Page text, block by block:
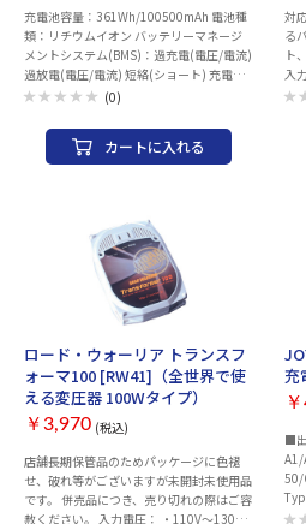
充電池容量：361Wh/100500mAh 電池種
類：リチウムイオン バッテリーマネージ
メントシステム(BMS)：過充電(電圧/電流)
過放電(電圧/電流) 短絡(ショート) 充電時
間：AC充電器：約8時間 PD60W対応充電
間 付属品：AC充電器(60W) 収納袋 AC：
AC100V×2ポート(合計250W) USB：USB-
A：5V/2.4A×3ポート(合計7.2A) USB-C：
DC(φ5.5×2.5mm)12V/5A×2ポート シガ
ーソケット：12V/6A Qi(チー)規格：○
AC：AC100V×2ポート(合計250W)
USB：USB-A：5V/2.4A×3ポート(合計
7.2A) USB-C：5・9・12・15・
20V/3A(PD60W) DC・シガーソケット：
ーソケット：12V/6A ライト搭載：LEDラ
イト 幅x高さx奥行：208x165x113 mm 重
量：3.8 kg カラー：グレー系
(0)
カートに入れる
対
る
ト
入
力
ま
ー
時
ロード・ウォーリア トランスフ
ォーマ100 [RW41]（全世界で使
える変圧器 100Wタイプ）
￥3,970 (税込)
店舗長期保管品のためパッケージに色褪
せ、破れ等がございますが未開封未使用品
です。 併売品につき、売り切れの際はご容
赦ください。 入力電圧： ・110V～130V
充
■
A1/
50/
ー